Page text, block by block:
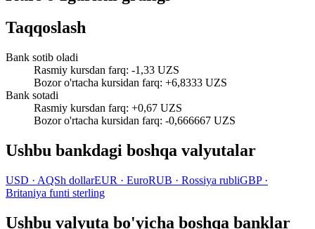
Taqqoslash
Bank sotib oladi
Rasmiy kursdan farq: -1,33 UZS
Bozor o'rtacha kursidan farq: +6,8333 UZS
Bank sotadi
Rasmiy kursdan farq: +0,67 UZS
Bozor o'rtacha kursidan farq: -0,666667 UZS
Ushbu bankdagi boshqa valyutalar
USD · AQSh dollarEUR · EuroRUB · Rossiya rubliGBP·
Britaniya funti sterling
Ushbu valyuta bo'yicha boshqa banklar